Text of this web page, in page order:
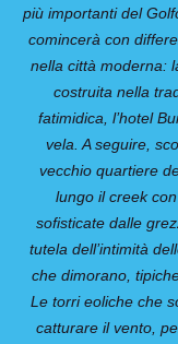
più importanti del
comincerà con
nella città moderna:
costruita nella
fatimidica, l’hotel
vela. A seguire,
vecchio quartiere
lungo il creek
sofisticate dalle
tutela dell’intimità
che dimorano,
Le torri eoliche che
catturare il vento,